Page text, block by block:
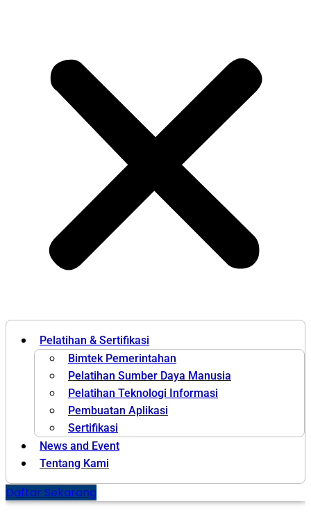
Pelatihan & Sertifikasi
Bimtek Pemerintahan
Pelatihan Sumber Daya Manusia
Pelatihan Teknologi Informasi
Pembuatan Aplikasi
Sertifikasi
News and Event
Tentang Kami
Daftar Sekarang